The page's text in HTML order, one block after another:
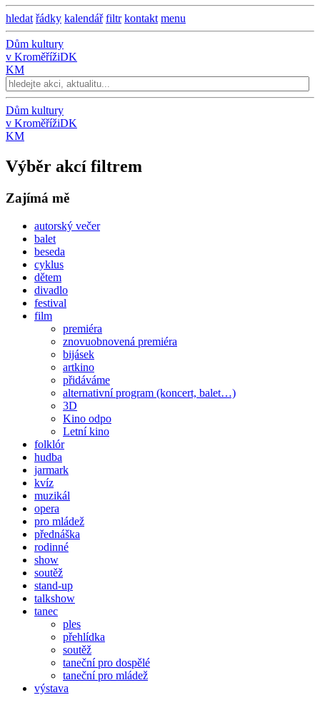
hledat řádky kalendář filtr kontakt menu
Dům kultury
v KroměřížiDK
KM
Dům kultury
v KroměřížiDK
KM
Výběr akcí filtrem
Zajímá mě
autorský večer
balet
beseda
cyklus
dětem
divadlo
festival
film
premiéra
znovuobnovená premiéra
bijásek
artkino
přidáváme
alternativní program (koncert, balet…)
3D
Kino odpo
Letní kino
folklór
hudba
jarmark
kvíz
muzikál
opera
pro mládež
přednáška
rodinné
show
soutěž
stand-up
talkshow
tanec
ples
přehlídka
soutěž
taneční pro dospělé
taneční pro mládež
výstava